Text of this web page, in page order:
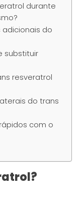
durante
adicionais do
substituir
resveratrol
do trans
com o